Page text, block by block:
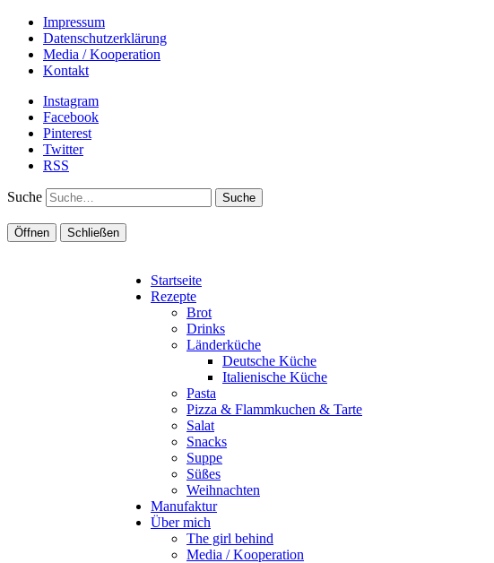
Impressum
Datenschutzerklärung
Media / Kooperation
Kontakt
Instagram
Facebook
Pinterest
Twitter
RSS
Suche
Öffnen Schließen
Startseite
Rezepte
Brot
Drinks
Länderküche
Deutsche Küche
Italienische Küche
Pasta
Pizza & Flammkuchen & Tarte
Salat
Snacks
Suppe
Süßes
Weihnachten
Manufaktur
Über mich
The girl behind
Media / Kooperation